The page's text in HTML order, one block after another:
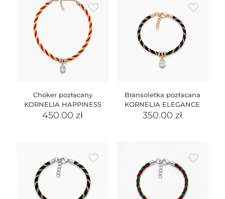
Choker pozłacany
KORNELIA HAPPINESS
450.00zł
Bransoletka pozłacana
KORNELIA ELEGANCE
350.00 zł